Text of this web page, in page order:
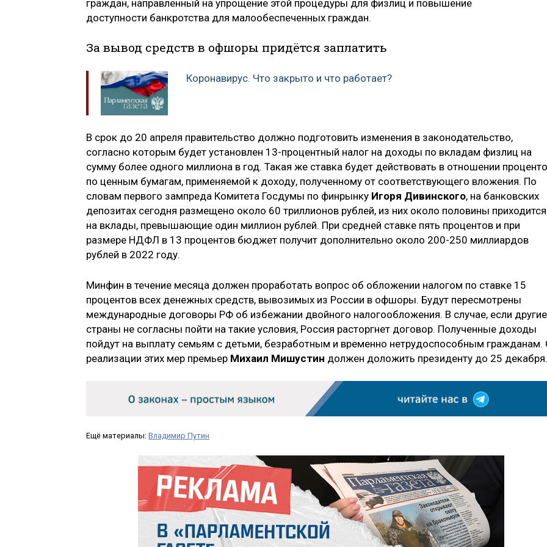
граждан, направленный на упрощение этой процедуры для физлиц и повышение
доступности банкротства для малообеспеченных граждан.
За вывод средств в офшоры придётся заплатить
Коронавирус. Что закрыто и что работает?
В срок до 20 апреля правительство должно подготовить изменения в законодательство,
согласно которым будет установлен 13-процентный налог на доходы по вкладам физлиц на
сумму более одного миллиона в год. Такая же ставка будет действовать в отношении
по ценным бумагам, применяемой к доходу, полученному от соответствующего вложения. По
словам первого зампреда Комитета Госдумы по финрынку Игоря Дивинского, на банковских
депозитах сегодня размещено около 60 триллионов рублей, из них около половины приходится
на вклады, превышающие один миллион рублей. При средней ставке пять процентов и при
размере НДФЛ в 13 процентов бюджет получит дополнительно около 200-250 миллиардов
рублей в 2022 году.
Минфин в течение месяца должен проработать вопрос об обложении налогом по ставке 15
процентов всех денежных средств, вывозимых из России в офшоры. Будут пересмотрены
международные договоры РФ об избежании двойного налогообложения. В случае, если другие
страны не согласны пойти на такие условия, Россия расторгнет договор. Полученные доходы
пойдут на выплату семьям с детьми, безработным и временно нетрудоспособным гражданам.
реализации этих мер премьер Михаил Мишустин должен доложить президенту до 25 декабря.
Ещё материалы: Владимир Путин